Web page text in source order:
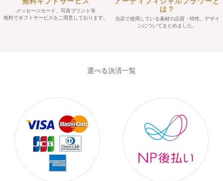
メッセージカード、写真プリント等
無料でギフトサービスをご用意しております。
は？
当店で使用している素材の品質・特性、デザイ
ンについてまとめました。
選べる決済一覧